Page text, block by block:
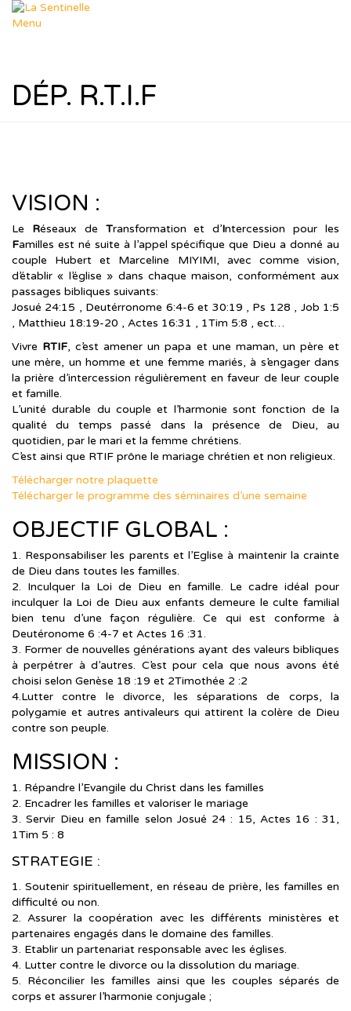
Aller
Menu
Dép. Femmes & Enfants
Dép. Soutien Spirituel
Téléchargements
Agenda
Le Blog de Muriel
dons
Boutique
Panier
Contact
DÉP. R.T.I.F
VISION :
Le Réseaux de Transformation et d’Intercession pour les
Familles est né suite à l’appel spécifique que Dieu a donné au
couple Hubert et Marceline MIYIMI, avec comme vision,
d’établir « l’église » dans chaque maison, conformément aux
passages bibliques suivants:
Josué 24:15 , Deutérronome 6:4-6 et 30:19 , Ps 128 , Job 1:5
, Matthieu 18:19-20 , Actes 16:31 , 1Tim 5:8 , ect…
Vivre RTIF, c’est amener un papa et une maman, un père et
une mère, un homme et une femme mariés, à s’engager dans
la prière d’intercession régulièrement en faveur de leur couple
et famille.
L’unité durable du couple et l’harmonie sont fonction de la
qualité du temps passé dans la présence de Dieu, au
quotidien, par le mari et la femme chrétiens.
C’est ainsi que RTIF prône le mariage chrétien et non religieux.
Télécharger notre plaquette
Télécharger le programme des séminaires d’une semaine
OBJECTIF GLOBAL :
1. Responsabiliser les parents et l’Eglise à maintenir la crainte
de Dieu dans toutes les familles.
2. Inculquer la Loi de Dieu en famille. Le cadre idéal pour
inculquer la Loi de Dieu aux enfants demeure le culte familial
bien tenu d’une façon régulière. Ce qui est conforme à
Deutéronome 6 :4-7 et Actes 16 :31.
3. Former de nouvelles générations ayant des valeurs bibliques
à perpétrer à d’autres. C’est pour cela que nous avons été
choisi selon Genèse 18 :19 et 2Timothée 2 :2
4.Lutter contre le divorce, les séparations de corps, la
polygamie et autres antivaleurs qui attirent la colère de Dieu
contre son peuple.
MISSION :
1. Répandre l’Evangile du Christ dans les familles
2. Encadrer les familles et valoriser le mariage
3. Servir Dieu en famille selon Josué 24 : 15, Actes 16 : 31,
1Tim 5 : 8
STRATEGIE :
1. Soutenir spirituellement, en réseau de prière, les familles en
difficulté ou non.
2. Assurer la coopération avec les différents ministères et
partenaires engagés dans le domaine des familles.
3. Etablir un partenariat responsable avec les églises.
4. Lutter contre le divorce ou la dissolution du mariage.
5. Réconcilier les familles ainsi que les couples séparés de
corps et assurer l’harmonie conjugale ;